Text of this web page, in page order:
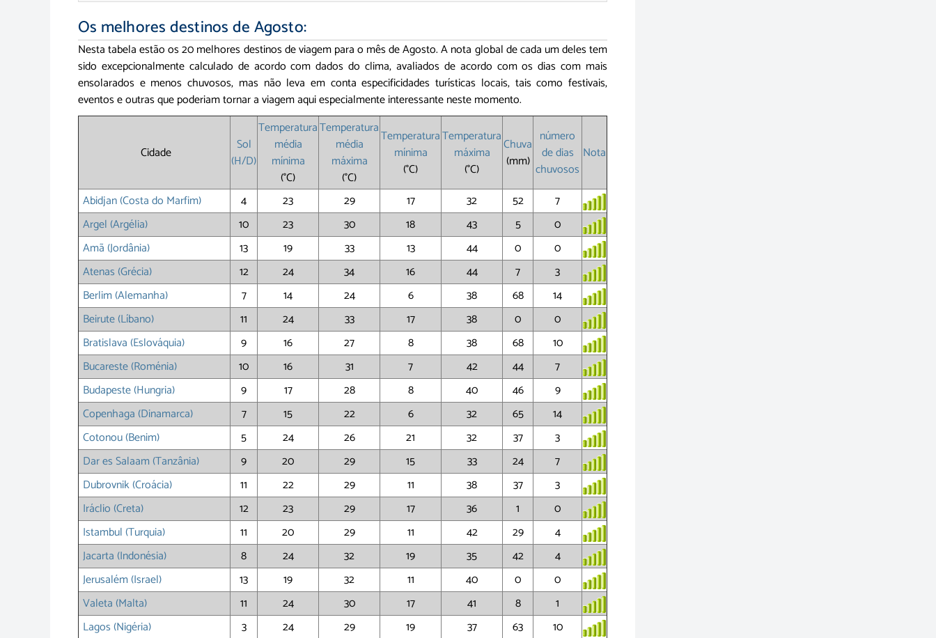
Os melhores destinos de Agosto:
Nesta tabela estão os 20 melhores destinos de viagem para o mês de Agosto. A nota global de cada um deles tem
sido excepcionalmente calculado de acordo com dados do clima, avaliados de acordo com os dias com mais
ensolarados e menos chuvosos, mas não leva em conta especificidades turísticas locais, tais como festivais,
eventos e outras que poderiam tornar a viagem aqui especialmente interessante neste momento.
Cidade
Sol
(H/D)
Temperatura
média
mínima
(°C)
Temperatura
média
máxima
(°C)
Temperatura
mínima
(°C)
Temperatura
máxima
(°C)
Chuva
(mm)
número
de dias
chuvosos
Nota
Abidjan (Costa do Marfim) 4 23 29 17 32 52
7
Argel (Argélia)
10 23 30 18 43 5
0
Amã (Jordânia)
13 19 33 13 44 0
0
Atenas (Grécia)
12 24 34 16 44 7
3
Berlim (Alemanha)
7 14 24 6 38 68
14
Beirute (Líbano)
11 24 33 17 38 0
0
Bratislava (Eslováquia)
9 16 27 8 38 68
10
Bucareste (Roménia)
10 16 31 7 42 44
7
Budapeste (Hungria)
9 17 28 8 40 46
9
Copenhaga (Dinamarca)
7 15 22 6 32 65
14
Cotonou (Benim)
5 24 26 21 32 37
3
Dar es Salaam (Tanzânia)
9 20 29 15 33 24
7
Dubrovnik (Croácia)
11 22 29 11 38 37
3
Iráclio (Creta)
12 23 29 17 36 1
0
Istambul (Turquia)
11 20 29 11 42 29
4
Jacarta (Indonésia)
8 24 32 19 35 42
4
Jerusalém (Israel)
13 19 32 11 40 0
0
Valeta (Malta)
11 24 30 17 41 8
1
Lagos (Nigéria)
3 24 29 19 37 63
10